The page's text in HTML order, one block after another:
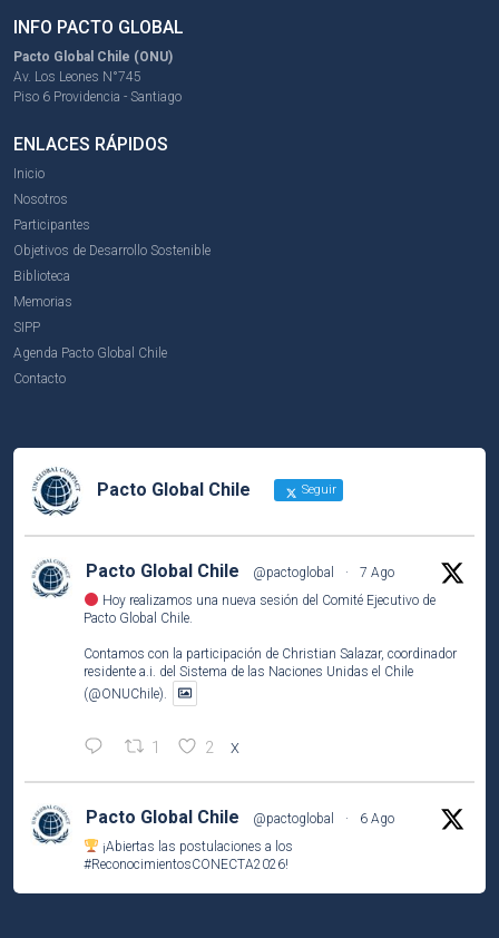
INFO PACTO GLOBAL
Pacto Global Chile (ONU)
Av. Los Leones N°745
Piso 6 Providencia - Santiago
ENLACES RÁPIDOS
Inicio
Nosotros
Participantes
Objetivos de Desarrollo Sostenible
Biblioteca
Memorias
SIPP
Agenda Pacto Global Chile
Contacto
Pacto Global Chile Seguir
Pacto Global Chile @pactoglobal ·
7 Ago
Hoy realizamos una nueva sesión del Comité Ejecutivo de
Pacto Global Chile.
Contamos con la participación de Christian Salazar, coordinador
residente a.i. del Sistema de las Naciones Unidas el Chile
(@ONUChile).
1 2 X
Pacto Global Chile @pactoglobal ·
6 Ago
¡Abiertas las postulaciones a los
#ReconocimientosCONECTA2026!